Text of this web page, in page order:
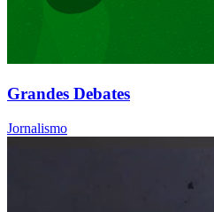
Grandes Debates
Jornalismo